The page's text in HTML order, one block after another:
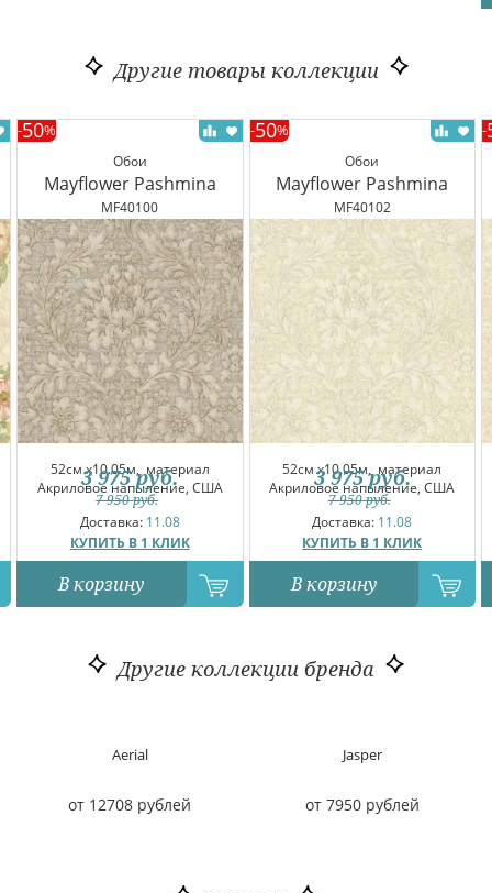
Другие товары коллекции
Обои
Mayflower Pashmina
MF40100
-50%
52см x10.05м, материал
Акриловое напыление, США
Доставка: 11.08
КУПИТЬ В 1 КЛИК
7 950руб.
3 975 руб.
В корзину
Обои
Mayflower Pashmina
MF40102
-50%
52см x10.05м, материал
Акриловое напыление, США
Доставка: 11.08
КУПИТЬ В 1 КЛИК
7 950руб.
3 975 руб.
В корзину
-
Другие коллекции бренда
Aerial
от 12708 рублей
Jasper
от 7950 рублей